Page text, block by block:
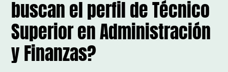
buscan el perfil de Técnico
Superior en Administración
y Finanzas?